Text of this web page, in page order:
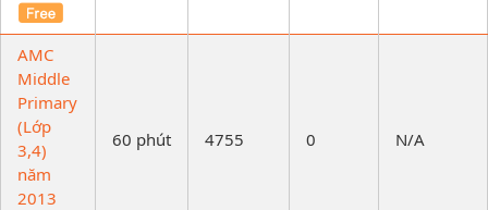
AMC
Middle
Primary
(Lớp
3,4)
năm
2013
60 phút 4755 0 N/A